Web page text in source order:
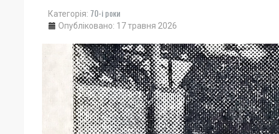
Категорія: 70-і роки
Опубліковано: 17 травня 2026